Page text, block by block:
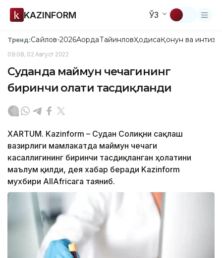
KAZINFORM ЎЗ
Тренд:Сайлов-2026АқордаТайинловҲодисаҚонун ва
09:08, 02 Август 2022
Суданда маймун чечагининг
биринчи ҳолати тасдиқланди
XARTUM. Kazinform – Судан Соғлиқни сақлаш
вазирлиги мамлакатда маймун чечаги
касаллигининг биринчи тасдиқланган ҳолатини
маълум қилди, дея хабар беради Kazinform
мухбири AllAfricaга таяниб.